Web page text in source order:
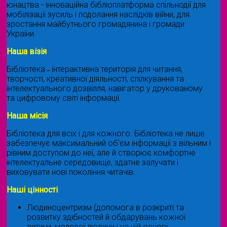
юнацтва - інноваційна бібліоплатформа спільнодії для
мобілізації зусиль і подолання наслідків війни, для
зростання майбутнього громадянина і громади
України.
Наша візія
Бібліотека ˗ інтерактивна територія для читання,
творчості, креативної діяльності, спілкування та
інтелектуального дозвілля, навігатор у друкованому
та цифровому світі інформації.
Наша місія
Бібліотека для всіх і для кожного. Бібліотека не лише
забезпечує максимальний об'єм інформації з вільним і
рівним доступом до неї, але й створює комфортне
інтелектуальне середовище, здатне залучати і
виховувати нові покоління читачів.
Наші цінності
Людиноцентризм (допомога в розкриті та
розвитку здібностей й обдарувань кожної